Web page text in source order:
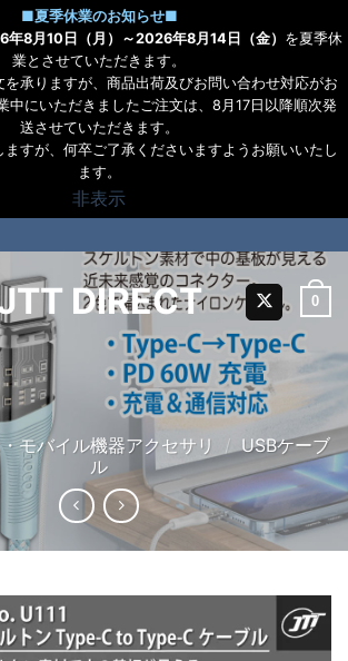
■夏季休業のお知らせ■
年8月10日（月）～2026年8月14日（金） を夏季休
業とさせていただきます。
承りますが、商品出荷及びお問い合わせ対応がお
中にいただきましたご注文は、8月17日以降順次発
送させていただきます。
すが、何卒ご了承くださいますようお願いいたし
ます。
非表示
DIRECT 0
モバイル機器アクセサリ / USBケーブ
ル